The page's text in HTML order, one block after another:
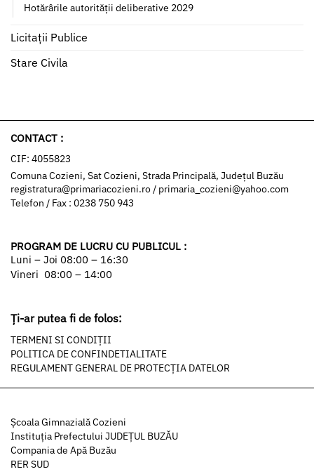
Hotărârile autorității deliberative 2029
Licitații Publice
Stare Civila
CONTACT :
CIF: 4055823
Comuna Cozieni, Sat Cozieni, Strada Principală, Județul Buzău
registratura@primariacozieni.ro/ primaria_cozieni@yahoo.com
Telefon / Fax : 0238 750 943
PROGRAM DE LUCRU CU PUBLICUL :
Luni – Joi 08:00 – 16:30
Vineri 08:00 – 14:00
Ți-ar putea fi de folos:
TERMENI SI CONDIȚII
POLITICA DE CONFINDETIALITATE
REGULAMENT GENERAL DE PROTECȚIA DATELOR
Şcoala Gimnazială Cozieni
Instituția Prefectului JUDEȚUL BUZĂU
Compania de Apă Buzău
RER SUD